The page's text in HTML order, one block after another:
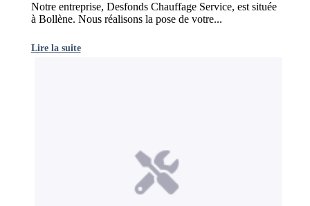
Notre entreprise, Desfonds Chauffage Service, est située
à Bollène. Nous réalisons la pose de votre...
Lire la suite